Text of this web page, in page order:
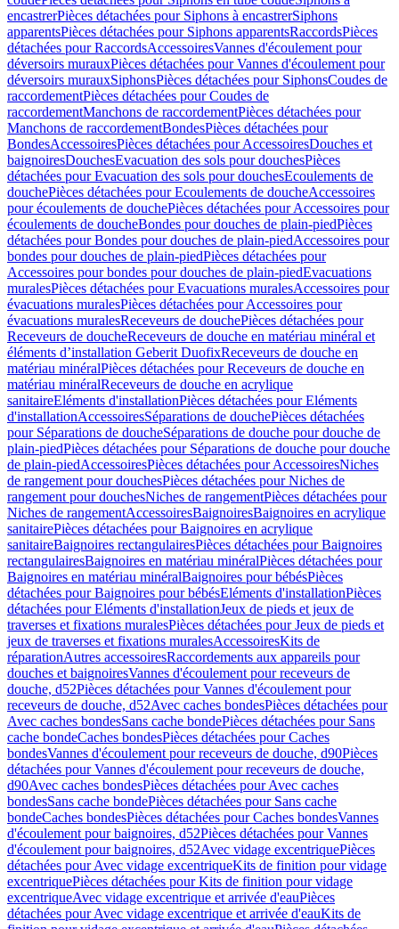
encastrerPièces détachées pour Siphons à encastrerSiphons
apparentsPièces détachées pour Siphons apparentsRaccordsPièces
détachées pour RaccordsAccessoiresVannes d'écoulement pour
déversoirs murauxPièces détachées pour Vannes d'écoulement pour
déversoirs murauxSiphonsPièces détachées pour SiphonsCoudes de
raccordementPièces détachées pour Coudes de
raccordementManchons de raccordementPièces détachées pour
Manchons de raccordementBondesPièces détachées pour
BondesAccessoiresPièces détachées pour AccessoiresDouches et
baignoiresDouchesEvacuation des sols pour douchesPièces
détachées pour Evacuation des sols pour douchesEcoulements de
douchePièces détachées pour Ecoulements de doucheAccessoires
pour écoulements de douchePièces détachées pour Accessoires pour
écoulements de doucheBondes pour douches de plain-piedPièces
détachées pour Bondes pour douches de plain-piedAccessoires pour
bondes pour douches de plain-piedPièces détachées pour
Accessoires pour bondes pour douches de plain-piedEvacuations
muralesPièces détachées pour Evacuations muralesAccessoires pour
évacuations muralesPièces détachées pour Accessoires pour
évacuations muralesReceveurs de douchePièces détachées pour
Receveurs de doucheReceveurs de douche en matériau minéral et
éléments d’installation Geberit DuofixReceveurs de douche en
matériau minéralPièces détachées pour Receveurs de douche en
matériau minéralReceveurs de douche en acrylique
sanitaireEléments d'installationPièces détachées pour Eléments
d'installationAccessoiresSéparations de douchePièces détachées
pour Séparations de doucheSéparations de douche pour douche de
plain-piedPièces détachées pour Séparations de douche pour douche
de plain-piedAccessoiresPièces détachées pour AccessoiresNiches
de rangement pour douchesPièces détachées pour Niches de
rangement pour douchesNiches de rangementPièces détachées pour
Niches de rangementAccessoiresBaignoiresBaignoires en acrylique
sanitairePièces détachées pour Baignoires en acrylique
sanitaireBaignoires rectangulairesPièces détachées pour Baignoires
rectangulairesBaignoires en matériau minéralPièces détachées pour
Baignoires en matériau minéralBaignoires pour bébésPièces
détachées pour Baignoires pour bébésEléments d'installationPièces
détachées pour Eléments d'installationJeux de pieds et jeux de
traverses et fixations muralesPièces détachées pour Jeux de pieds et
jeux de traverses et fixations muralesAccessoiresKits de
réparationAutres accessoiresRaccordements aux appareils pour
douches et baignoiresVannes d'écoulement pour receveurs de
douche, d52Pièces détachées pour Vannes d'écoulement pour
receveurs de douche, d52Avec caches bondesPièces détachées pour
Avec caches bondesSans cache bondePièces détachées pour Sans
cache bondeCaches bondesPièces détachées pour Caches
bondesVannes d'écoulement pour receveurs de douche, d90Pièces
détachées pour Vannes d'écoulement pour receveurs de douche,
d90Avec caches bondesPièces détachées pour Avec caches
bondesSans cache bondePièces détachées pour Sans cache
bondeCaches bondesPièces détachées pour Caches bondesVannes
d'écoulement pour baignoires, d52Pièces détachées pour Vannes
d'écoulement pour baignoires, d52Avec vidage excentriquePièces
détachées pour Avec vidage excentriqueKits de finition pour vidage
excentriquePièces détachées pour Kits de finition pour vidage
excentriqueAvec vidage excentrique et arrivée d'eauPièces
détachées pour Avec vidage excentrique et arrivée d'eauKits de